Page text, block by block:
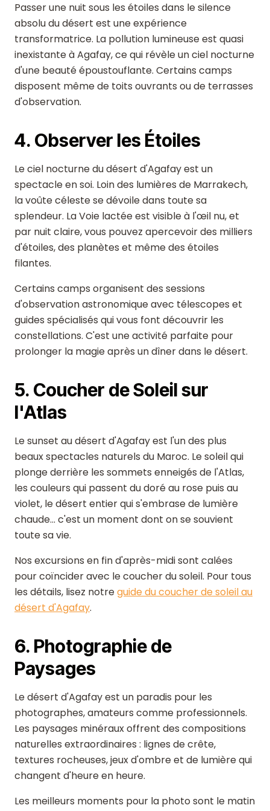
Passer une nuit sous les étoiles dans le silence
absolu du désert est une expérience
transformatrice. La pollution lumineuse est quasi
inexistante à Agafay, ce qui révèle un ciel nocturne
d'une beauté époustouflante. Certains camps
disposent même de toits ouvrants ou de terrasses
d'observation.
4. Observer les Étoiles
Le ciel nocturne du désert d'Agafay est un
spectacle en soi. Loin des lumières de Marrakech,
la voûte céleste se dévoile dans toute sa
splendeur. La Voie lactée est visible à l'œil nu, et
par nuit claire, vous pouvez apercevoir des milliers
d'étoiles, des planètes et même des étoiles
filantes.
Certains camps organisent des sessions
d'observation astronomique avec télescopes et
guides spécialisés qui vous font découvrir les
constellations. C'est une activité parfaite pour
prolonger la magie après un dîner dans le désert.
5. Coucher de Soleil sur
l'Atlas
Le sunset au désert d'Agafay est l'un des plus
beaux spectacles naturels du Maroc. Le soleil qui
plonge derrière les sommets enneigés de l'Atlas,
les couleurs qui passent du doré au rose puis au
violet, le désert entier qui s'embrase de lumière
chaude... c'est un moment dont on se souvient
toute sa vie.
Nos excursions en fin d'après-midi sont calées
pour coïncider avec le coucher du soleil. Pour tous
les détails, lisez notreguide du coucher de soleil au
désert d'Agafay.
6. Photographie de
Paysages
Le désert d'Agafay est un paradis pour les
photographes, amateurs comme professionnels.
Les paysages minéraux offrent des compositions
naturelles extraordinaires : lignes de crête,
textures rocheuses, jeux d'ombre et de lumière qui
changent d'heure en heure.
Les meilleurs moments pour la photo sont le matin